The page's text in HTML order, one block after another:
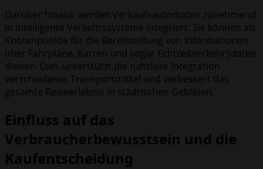
Darüber hinaus werden Verkaufsautomaten zunehmend
in intelligente Verkehrssysteme integriert. Sie können als
Knotenpunkte für die Bereitstellung von Informationen
über Fahrpläne, Karten und sogar Echtzeitverkehrsdaten
dienen. Dies unterstützt die nahtlose Integration
verschiedener Transportmittel und verbessert das
gesamte Reiseerlebnis in städtischen Gebieten.
Einfluss auf das
Verbraucherbewusstsein und die
Kaufentscheidung